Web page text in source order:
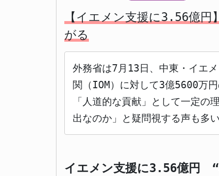
【イエメン支援に3.56億円
がる
外務省は7月13日、中東・イエ
関（IOM）に対して3億5600万
「人道的な貢献」として一定
出なのか」と疑問視する声も多い
イエメン支援に3.56億円 “